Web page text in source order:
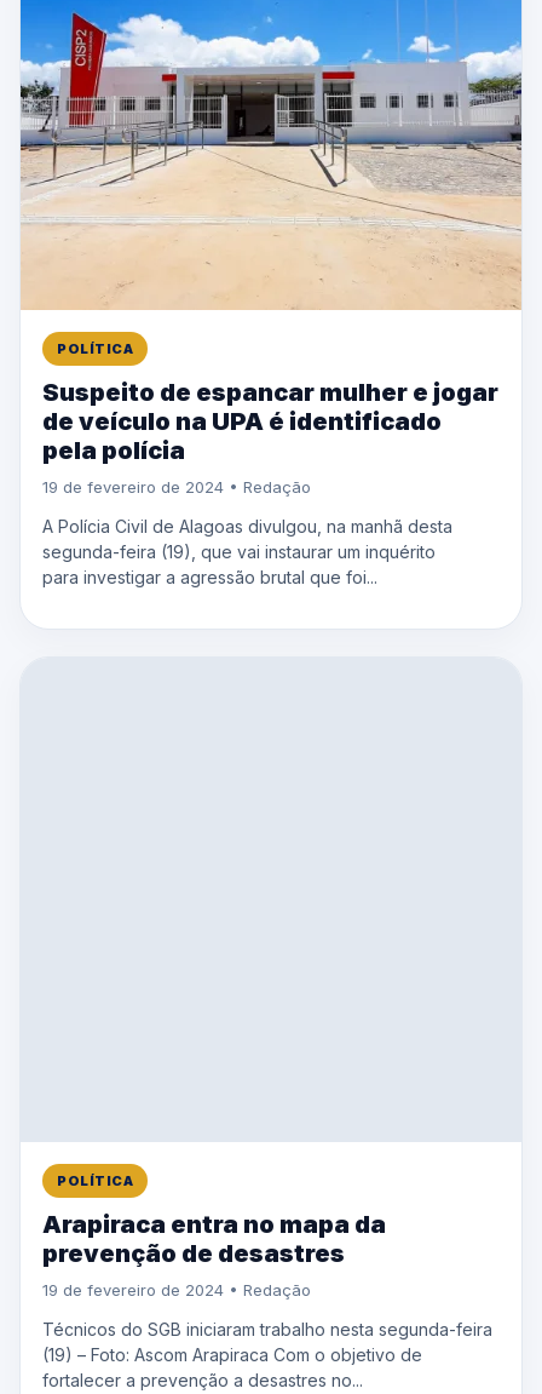
POLÍTICA
Suspeito de espancar mulher e jogar
de veículo na UPA é identificado
pela polícia
19 de fevereiro de 2024 • Redação
A Polícia Civil de Alagoas divulgou, na manhã desta
segunda-feira (19), que vai instaurar um inquérito
para investigar a agressão brutal que foi...
POLÍTICA
Arapiraca entra no mapa da
prevenção de desastres
19 de fevereiro de 2024 • Redação
Técnicos do SGB iniciaram trabalho nesta segunda-feira
(19) – Foto: Ascom Arapiraca Com o objetivo de
fortalecer a prevenção a desastres no...